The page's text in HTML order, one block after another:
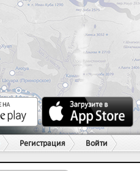
Регистрация Войти